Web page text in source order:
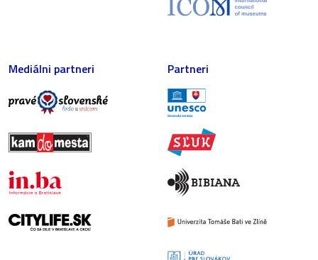
Mediálni partneri Partneri